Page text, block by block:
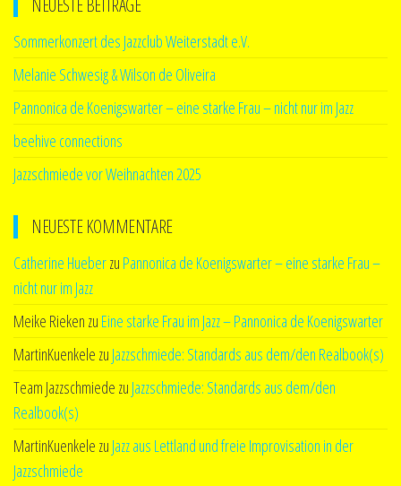
Sommerkonzert des Jazzclub Weiterstadt e.V.
Melanie Schwesig & Wilson de Oliveira
Pannonica de Koenigswarter – eine starke Frau – nicht nur im Jazz
beehive connections
Jazzschmiede vor Weihnachten 2025
NEUESTE KOMMENTARE
Catherine Hueberzu Pannonica de Koenigswarter – eine starke Frau –
nicht nur im Jazz
Meike Rieken zu Eine starke Frau im Jazz – Pannonica de Koenigswarter
MartinKuenkele zu Jazzschmiede: Standards aus dem/den Realbook(s)
Team Jazzschmiede zu Jazzschmiede: Standards aus dem/den
Realbook(s)
MartinKuenkele zu Jazz aus Lettland und freie Improvisation in der
Jazzschmiede